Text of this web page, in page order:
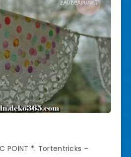
POINT *: Tortentricks –